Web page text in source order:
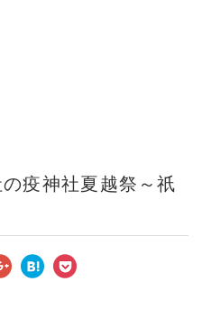
疫神社夏越祭～祇